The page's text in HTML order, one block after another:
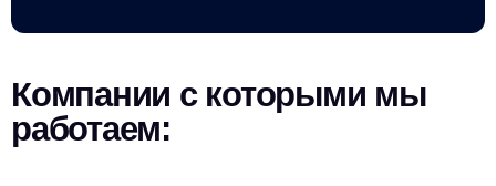
Компании с которыми мы
работаем: